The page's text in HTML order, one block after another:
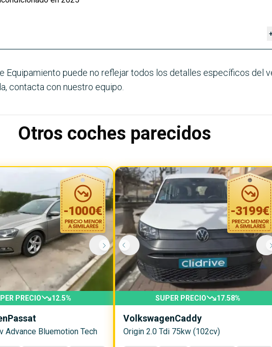
Equipamiento puede no reflejar todos los detalles específicos del
contacta con nuestro equipo.
Otros coches parecidos
-1000€
PRECIO 12.5%
Passat
Advance Bluemotion Tech
-3199€
SUPER PRECIO 17.58%
VolkswagenCaddy
Origin 2.0 Tdi 75kw (102cv)